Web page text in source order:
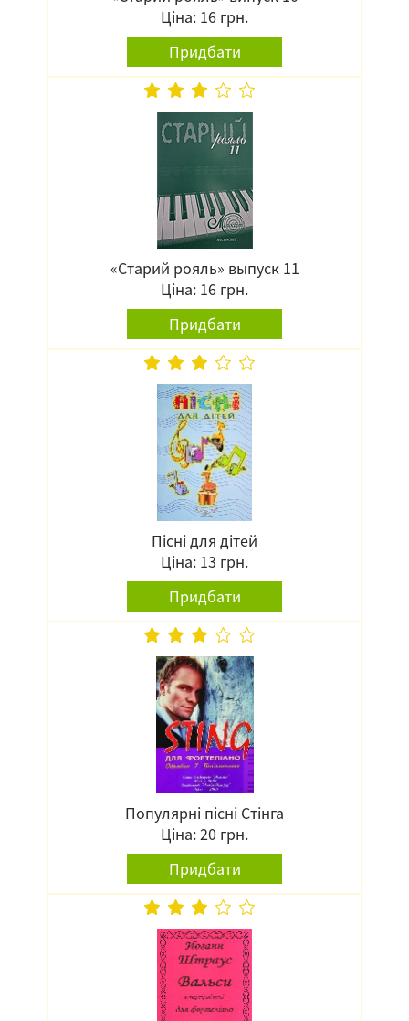
Ціна: 16 грн.
Придбати
«Старий рояль» выпуск 11
Ціна: 16 грн.
Придбати
Пісні для дітей
Ціна: 13 грн.
Придбати
Популярні пісні Стінга
Ціна: 20 грн.
Придбати